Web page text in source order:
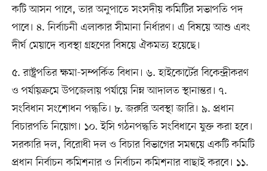
কটি আসন পাবে, তার অনুপাতে সংসদীয় কমিটির সভাপতি পদ
পাবে। ৪. নির্বাচনী এলাকার সীমানা নির্ধারণ। এ বিষয়ে আশু এবং
দীর্ঘ মেয়াদে ব্যবস্থা গ্রহণের বিষয়ে ঐকমত্য হয়েছে।
৫. রাষ্ট্রপতির ক্ষমা-সম্পর্কিত বিধান। ৬. হাইকোর্টের বিকেন্দ্রীকরণ
ও পর্যায়ক্রমে উপজেলায় পর্যায়ে নিম্ন আদালত স্থানান্তর। ৭.
সংবিধান সংশোধন পদ্ধতি। ৮. জরুরি অবস্থা জারি। ৯. প্রধান
বিচারপতি নিয়োগ। ১০. ইসি গঠনপদ্ধতি সংবিধানে যুক্ত করা হবে।
সরকারি দল, বিরোধী দল ও বিচার বিভাগের সমন্বয়ে একটি কমিটি
প্রধান নির্বাচন কমিশনার ও নির্বাচন কমিশনার বাছাই করবে। ১১.